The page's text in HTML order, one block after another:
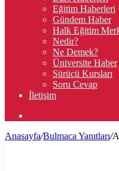
Eğitim Haberleri
Gündem Haber
Halk Eğitim
Nedir?
Ne Demek?
Üniversite Haber
Sürücü Kursları
Soru Cevap
İletişim
...
Anasayfa/Bulmaca Yanıtları/